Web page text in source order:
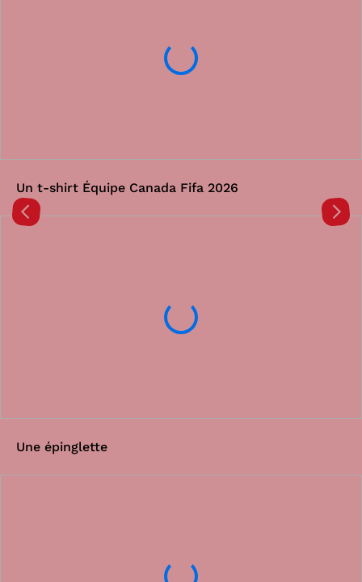
Un t-shirt Équipe Canada Fifa 2026
Une épinglette